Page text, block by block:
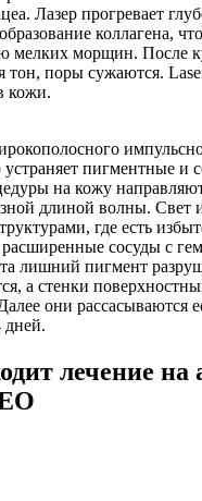
Лазер прогревает
коллагена,
мелких морщин. После
тон, поры сужаются.
кожи.
пигментные и
на кожу
длиной волны. Свет
где есть
сосуды с
лишний пигмент
а стенки
они рассасываются
дней.
лечение на